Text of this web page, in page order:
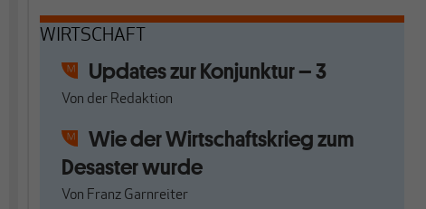
WIRTSCHAFT
Updates zur Konjunktur – 3
Von der Redaktion
Wie der Wirtschaftskrieg zum
Desaster wurde
Von Franz Garnreiter